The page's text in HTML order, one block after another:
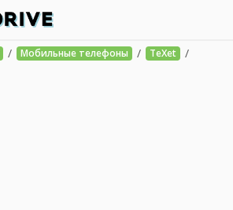
/ Мобильные телефоны / TeXet /